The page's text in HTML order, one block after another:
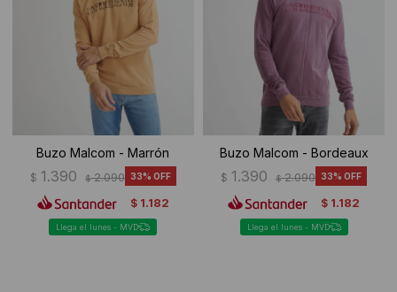
Buzo Malcom - Marrón
$ 1.390 $ 2.090 33
$ 1.182
Llega el lunes - MVD
Buzo Malcom - Bordeaux
$ 1.390 $ 2.090 33
$ 1.182
Llega el lunes - MVD